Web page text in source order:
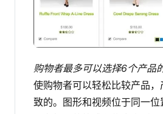
购物者最多可以选择6个产品
使购物者可以轻松比较产品
致的。图形和视频位于同一